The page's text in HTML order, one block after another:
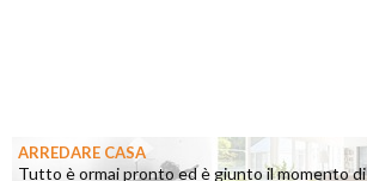
ARREDARE CASA
Tutto è ormai pronto ed è giunto il momento di